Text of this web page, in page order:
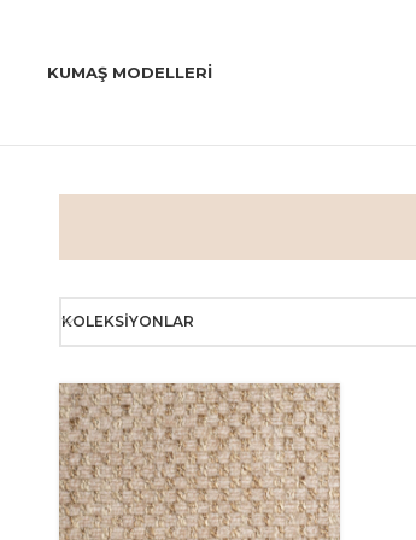
KUMAŞ MODELLERI
KOLEKSIYONLAR